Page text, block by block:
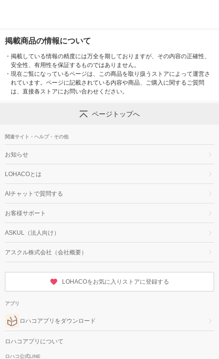
掲載商品の情報について
・ 掲載している情報の精度には万全を期しておりますが、その内容の正確性、
安全性、有用性を保証するものではありません。
・ 現在ご覧になっているページは、この商品を取り扱うストアによって運営さ
れています。ページに記載されている内容や商品、ご購入に関するご質問
は、直接各ストアにお問い合わせください。
ページトップへ
関連サイト・ヘルプ・その他
お知らせ
LOHACOとは
AIチャットで質問する
お客様サポート
ASKUL（法人向け）
アスクル株式会社（会社概要）
LOHACOをお気に入りストアに登録する
アプリ
ロハコアプリをダウンロード
ロハコアプリについて
ロハコ公式LINE